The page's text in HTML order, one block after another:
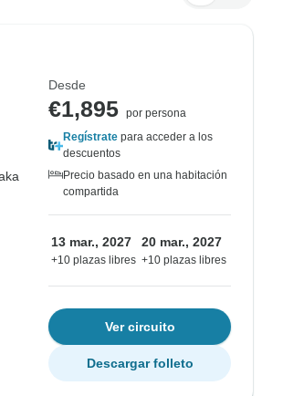
Desde
€1,895 por persona
Regístrate para acceder a los
descuentos
Precio basado en una habitación
compartida
13 mar., 2027
+10 plazas libres
20 mar., 2027
+10 plazas libres
Ver circuito
Descargar folleto